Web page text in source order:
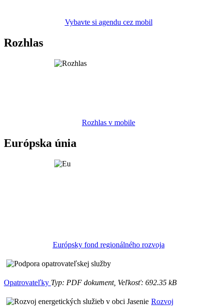
Vybavte si agendu cez mobil
Rozhlas
Rozhlas v mobile
Európska únia
Európsky fond regionálného rozvoja
Opatrovateľky Typ: PDF dokument, Veľkosť: 692.35 kB
Rozvoj